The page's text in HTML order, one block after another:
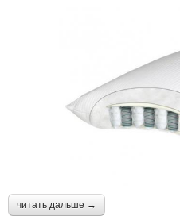
читать дальше →